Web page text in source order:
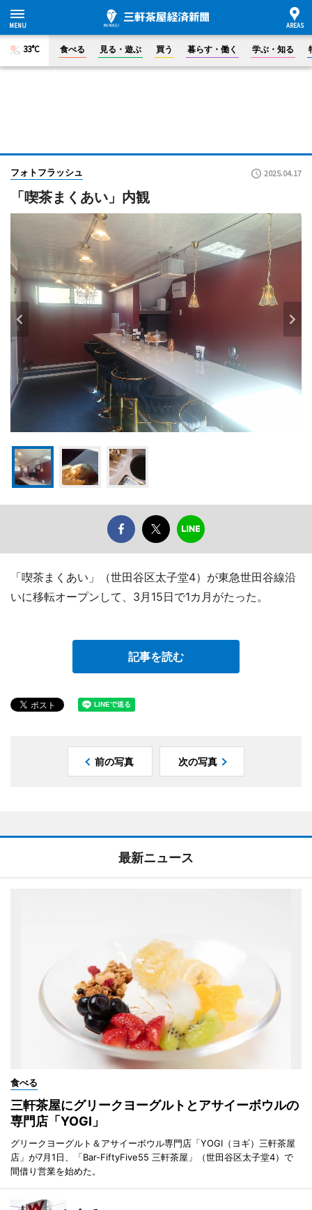
33°C 食べる 見る・遊ぶ 買う 暮らす・働く 学ぶ・知る
フォトフラッシュ 2025.04.17
「喫茶まくあい」内観
「喫茶まくあい」（世田谷区太子堂4）が東急世田谷線沿
いに移転オープンして、3月15日で1カ月がたった。
記事を読む
前の写真 次の写真
最新ニュース
食べる
三軒茶屋にグリークヨーグルトとアサイーボウルの
専門店「YOGI」
グリークヨーグルト＆アサイーボウル専門店「YOGI（ヨギ）三軒茶屋
店」が7月1日、「Bar-FiftyFive55 三軒茶屋」（世田谷区太子堂4）で
間借り営業を始めた。